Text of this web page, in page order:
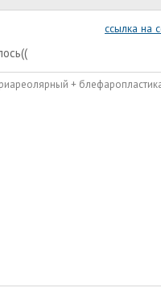
ссылка на
+